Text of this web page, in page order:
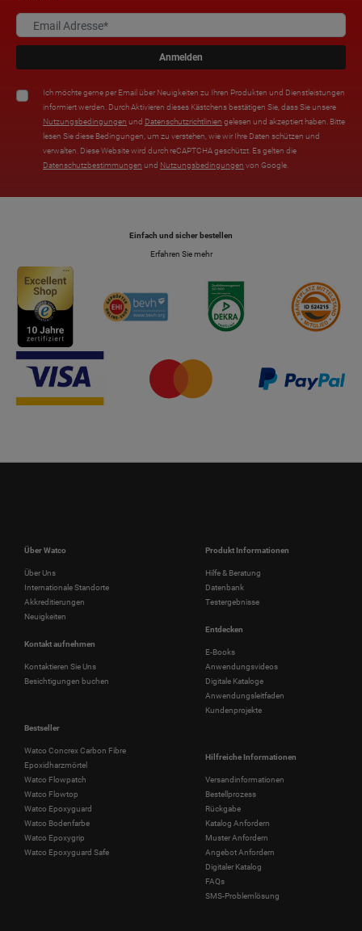
Anmelden
Ich möchte gerne per Email über Neuigkeiten zu Ihren Produkten und Dienstleistungen
informiert werden. Durch Aktivieren dieses Kästchens bestätigen Sie, dass Sie unsere
Nutzungsbedingungen und Datenschutzrichtlinien gelesen und akzeptiert haben. Bitte
lesen Sie diese Bedingungen, um zu verstehen, wie wir Ihre Daten schützen und
verwalten. Diese Website wird durch reCAPTCHA geschützt. Es gelten die
Datenschutzbestimmungen und Nutzungsbedingungen von Google.
Einfach und sicher bestellen
Erfahren Sie mehr
Über Watco
Über Uns
Internationale Standorte
Akkreditierungen
Neuigkeiten
Kontakt aufnehmen
Kontaktieren Sie Uns
Besichtigungen buchen
Bestseller
Watco Concrex Carbon Fibre
Epoxidharzmörtel
Watco Flowpatch
Watco Flowtop
Watco Epoxyguard
Watco Bodenfarbe
Watco Epoxygrip
Watco Epoxyguard Safe
Produkt Informationen
Hilfe & Beratung
Datenbank
Testergebnisse
Entdecken
E-Books
Anwendungsvideos
Digitale Kataloge
Anwendungsleitfaden
Kundenprojekte
Hilfreiche Informationen
Versandinformationen
Bestellprozess
Rückgabe
Katalog Anfordern
Muster Anfordern
Angebot Anfordern
Digitaler Katalog
FAQs
SMS-Problemlösung